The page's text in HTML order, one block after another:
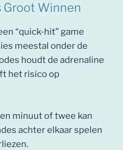
Groot Winnen
“quick‑hit” game
meestal onder de
houdt de adrenaline
het risico op
minuut of twee kan
achter elkaar spelen